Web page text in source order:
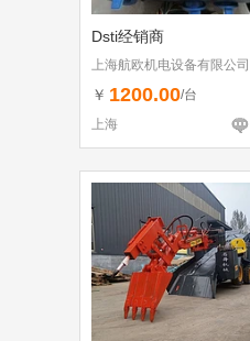
Dsti经销商
上海航欧机电设备有限公司
￥ 1200.00/台
上海